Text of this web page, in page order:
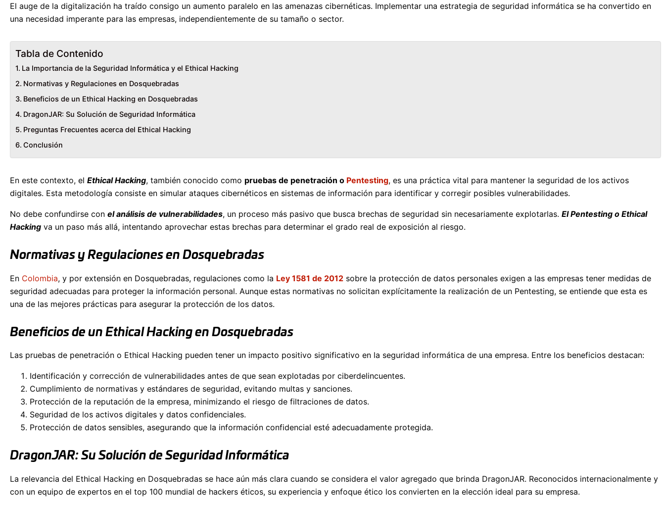
El auge de la digitalización ha traído consigo un aumento paralelo en las amenazas cibernéticas. Implementar una estrategia de seguridad informática se ha convertido en
una necesidad imperante para las empresas, independientemente de su tamaño o sector.
Tabla de Contenido
La Importancia de la Seguridad Informática y el Ethical Hacking
Normativas y Regulaciones en Dosquebradas
Beneficios de un Ethical Hacking en Dosquebradas
DragonJAR: Su Solución de Seguridad Informática
Preguntas Frecuentes acerca del Ethical Hacking
Conclusión
En este contexto, el Ethical Hacking, también conocido como pruebas de penetración o Pentesting, es una práctica vital para mantener la seguridad de los activos
digitales. Esta metodología consiste en simular ataques cibernéticos en sistemas de información para identificar y corregir posibles vulnerabilidades.
No debe confundirse con el análisis de vulnerabilidades, un proceso más pasivo que busca brechas de seguridad sin necesariamente explotarlas. El Pentesting o Ethical
Hacking va un paso más allá, intentando aprovechar estas brechas para determinar el grado real de exposición al riesgo.
Normativas y Regulaciones en Dosquebradas
En Colombia, y por extensión en Dosquebradas, regulaciones como la Ley 1581 de 2012 sobre la protección de datos personales exigen a las empresas tener medidas de
seguridad adecuadas para proteger la información personal. Aunque estas normativas no solicitan explícitamente la realización de un Pentesting, se entiende que esta es
una de las mejores prácticas para asegurar la protección de los datos.
Beneficios de un Ethical Hacking en Dosquebradas
Las pruebas de penetración o Ethical Hacking pueden tener un impacto positivo significativo en la seguridad informática de una empresa. Entre los beneficios destacan:
Identificación y corrección de vulnerabilidades antes de que sean explotadas por ciberdelincuentes.
Cumplimiento de normativas y estándares de seguridad, evitando multas y sanciones.
Protección de la reputación de la empresa, minimizando el riesgo de filtraciones de datos.
Seguridad de los activos digitales y datos confidenciales.
Protección de datos sensibles, asegurando que la información confidencial esté adecuadamente protegida.
DragonJAR: Su Solución de Seguridad Informática
La relevancia del Ethical Hacking en Dosquebradas se hace aún más clara cuando se considera el valor agregado que brinda DragonJAR. Reconocidos internacionalmente y
con un equipo de expertos en el top 100 mundial de hackers éticos, su experiencia y enfoque ético los convierten en la elección ideal para su empresa.